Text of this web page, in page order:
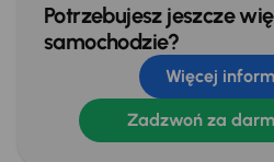
Potrzebujesz jeszcze
samochodzie?
Więcej
Zadzwoń za